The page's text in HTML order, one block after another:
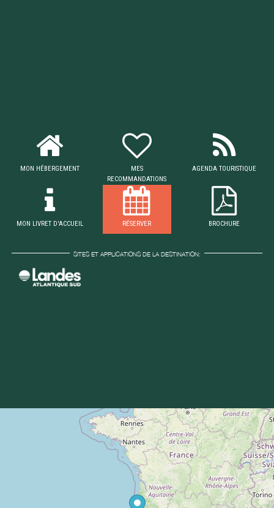
MON HÉBERGEMENT
MES
RECOMMANDATIONS
AGENDA TOURISTIQUE
MON LIVRET D'ACCUEIL RÉSERVER BROCHURE
SITES ET APPLICATIONS DE LA DESTINATION: